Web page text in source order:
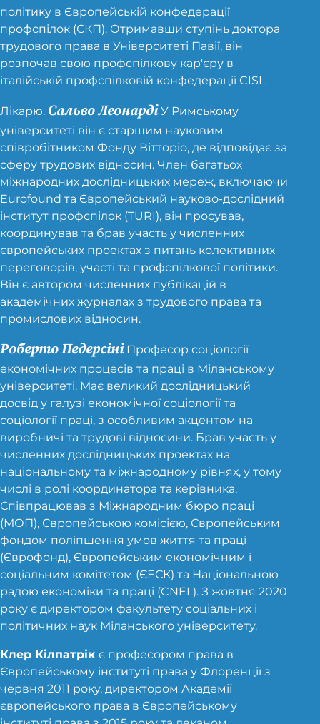
Європейський проект
політику в Європейській конфедерації
профспілок (ЄКП). Отримавши ступінь доктора
трудового права в Університеті Павії, він
розпочав свою профспілкову кар'єру в
італійській профспілковій конфедерації CISL.
Лікарю. Сальво ЛеонардіУ Римському
університеті він є старшим науковим
співробітником Фонду Вітторіо, де відповідає за
сферу трудових відносин. Член багатьох
міжнародних дослідницьких мереж, включаючи
Eurofound та Європейський науково-дослідний
інститут профспілок (TURI), він просував,
координував та брав участь у численних
європейських проектах з питань колективних
переговорів, участі та профспілкової політики.
Він є автором численних публікацій в
академічних журналах з трудового права та
промислових відносин.
Роберто ПедерсініПрофесор соціології
економічних процесів та праці в Міланському
університеті. Має великий дослідницький
досвід у галузі економічної соціології та
соціології праці, з особливим акцентом на
виробничі та трудові відносини. Брав участь у
численних дослідницьких проектах на
національному та міжнародному рівнях, у тому
числі в ролі координатора та керівника.
Співпрацював з Міжнародним бюро праці
(МОП), Європейською комісією, Європейським
фондом поліпшення умов життя та праці
(Єврофонд), Європейським економічним і
соціальним комітетом (ЄЕСК) та Національною
радою економіки та праці (CNEL). З жовтня 2020
року є директором факультету соціальних і
політичних наук Міланського університету.
Клер Кілпатрік є професором права в
Європейському інституті права у Флоренції з
червня 2011 року, директором Академії
європейського права в Європейському